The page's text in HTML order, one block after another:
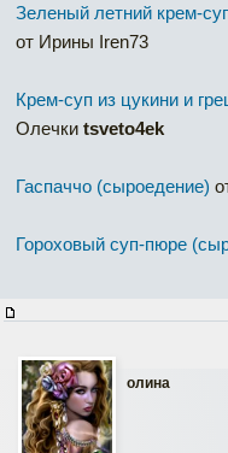
Зеленый летний крем-
от Ирины Iren73
Крем-суп из цукини и
Олечки tsveto4ek
Гаспаччо (сыроедение)
Гороховый суп-пюре
олина